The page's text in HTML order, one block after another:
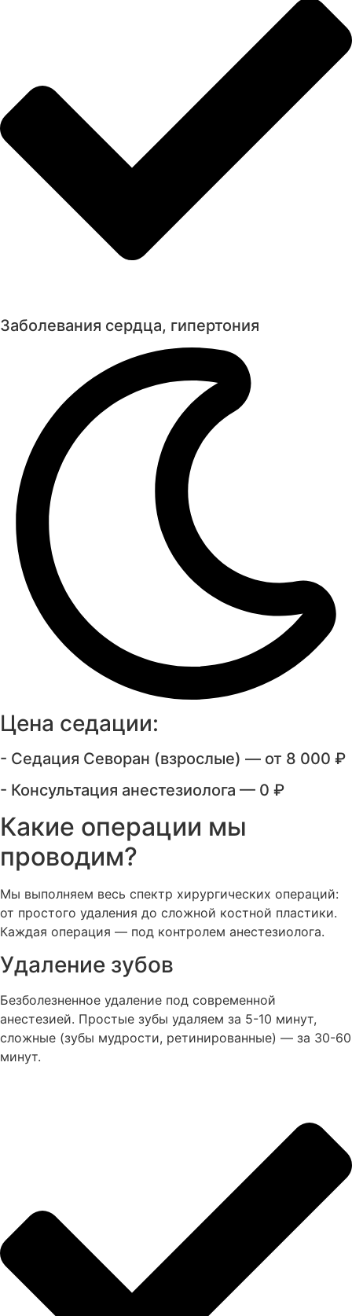
Заболевания сердца, гипертония
Цена седации:
- Седация Севоран (взрослые) — от 8 000 ₽
- Консультация анестезиолога — 0 ₽
Какие операции мы
проводим?
Мы выполняем весь спектр хирургических операций:
от простого удаления до сложной костной пластики.
Каждая операция — под контролем анестезиолога.
Удаление зубов
Безболезненное удаление под современной
анестезией. Простые зубы удаляем за 5-10 минут,
сложные (зубы мудрости, ретинированные) — за 30-60
минут.